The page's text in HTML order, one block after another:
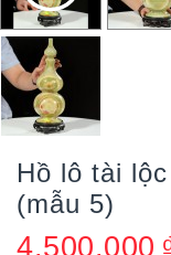
Hồ lô tài
(mẫu 5)
4.500.000